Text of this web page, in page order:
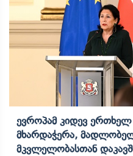
Ევროპამ Კიდევ Ერთხელ
Მხარდაჭერა,
Მკვლელობასთან